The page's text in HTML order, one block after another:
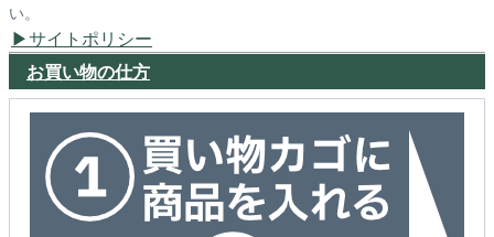
い。
サイトポリシー
お買い物の仕方